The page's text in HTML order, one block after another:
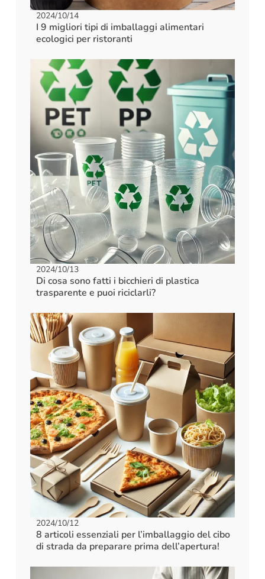
2024/10/14
I 9 migliori tipi di imballaggi alimentari
ecologici per ristoranti
2024/10/13
Di cosa sono fatti i bicchieri di plastica
trasparente e puoi riciclarli?
2024/10/12
8 articoli essenziali per l’imballaggio del cibo
di strada da preparare prima dell’apertura!